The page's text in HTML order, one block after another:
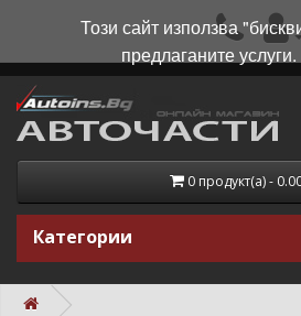
0 продукт(а) -
Категории
Този сайт използва
предлаганите услуги.